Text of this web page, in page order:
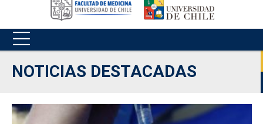
NOTICIAS DESTACADAS